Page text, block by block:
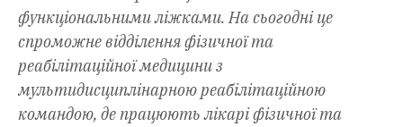
функціональними ліжками. На сьогодні це
спроможне відділення фізичної та
реабілітаційної медицини з
мультидисциплінарною реабілітаційною
командою, де працюють лікарі фізичної та